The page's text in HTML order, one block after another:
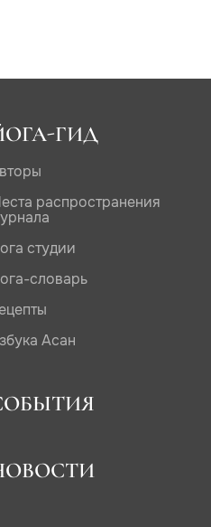
ГИД
распространения
студии
словарь
Асан